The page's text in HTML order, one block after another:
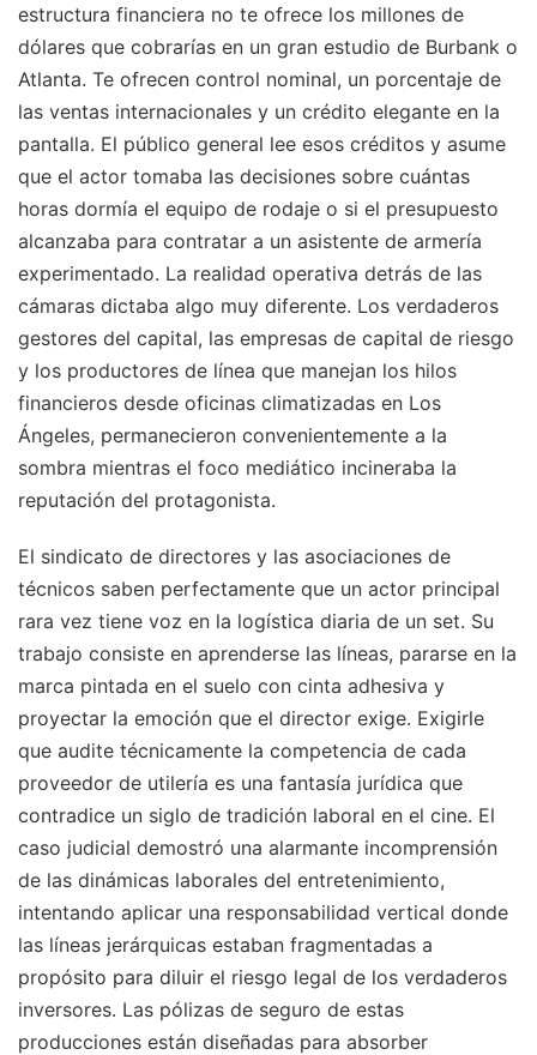
estructura financiera no te ofrece los millones de
dólares que cobrarías en un gran estudio de Burbank o
Atlanta. Te ofrecen control nominal, un porcentaje de
las ventas internacionales y un crédito elegante en la
pantalla. El público general lee esos créditos y asume
que el actor tomaba las decisiones sobre cuántas
horas dormía el equipo de rodaje o si el presupuesto
alcanzaba para contratar a un asistente de armería
experimentado. La realidad operativa detrás de las
cámaras dictaba algo muy diferente. Los verdaderos
gestores del capital, las empresas de capital de riesgo
y los productores de línea que manejan los hilos
financieros desde oficinas climatizadas en Los
Ángeles, permanecieron convenientemente a la
sombra mientras el foco mediático incineraba la
reputación del protagonista.
El sindicato de directores y las asociaciones de
técnicos saben perfectamente que un actor principal
rara vez tiene voz en la logística diaria de un set. Su
trabajo consiste en aprenderse las líneas, pararse en la
marca pintada en el suelo con cinta adhesiva y
proyectar la emoción que el director exige. Exigirle
que audite técnicamente la competencia de cada
proveedor de utilería es una fantasía jurídica que
contradice un siglo de tradición laboral en el cine. El
caso judicial demostró una alarmante incomprensión
de las dinámicas laborales del entretenimiento,
intentando aplicar una responsabilidad vertical donde
las líneas jerárquicas estaban fragmentadas a
propósito para diluir el riesgo legal de los verdaderos
inversores. Las pólizas de seguro de estas
producciones están diseñadas para absorber